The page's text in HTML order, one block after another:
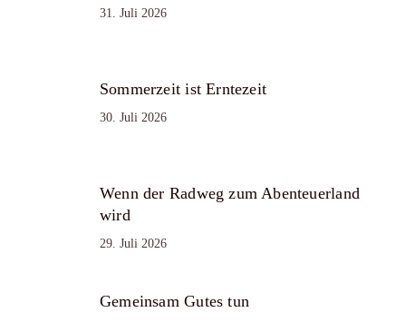
31. Juli 2026
Sommerzeit ist Erntezeit
30. Juli 2026
Wenn der Radweg zum Abenteuerland
wird
29. Juli 2026
Gemeinsam Gutes tun